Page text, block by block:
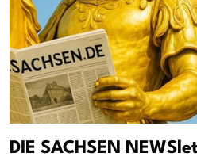
DIE SACHSEN